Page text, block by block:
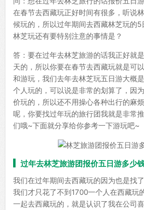
在春节去西藏玩正好时间有很多，听说
候玩的，所以过年期间去西藏林芝玩的
林芝玩还有要特别注意的事情是？
答：要在过年去林芝旅游的话我正好就
天的，所以你要在春节去西藏玩就是可
和游玩，我们去年去林芝玩五日游大概
个人玩的，可以说是非常的划算了，因
价玩的，所以还不用操心各种出行的麻
呢，你要找过年玩的旅行团我就是非常
们哦~下面就分享给你参考一下游玩吧~
过年去林芝旅游团报价五日游多少
我们在过年期间去西藏玩的因为也是找
我们才只花了不到1700一个人在西藏玩
一起去西藏玩的，就是认识了我在公司